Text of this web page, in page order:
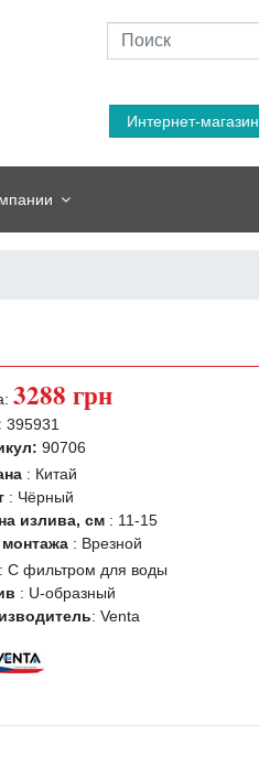
Интернет-магазин
3288 грн
395931
90706
: Китай
: Чёрный
излива, см : 11-15
: Врезной
: С фильтром для воды
: U-образный
: Venta